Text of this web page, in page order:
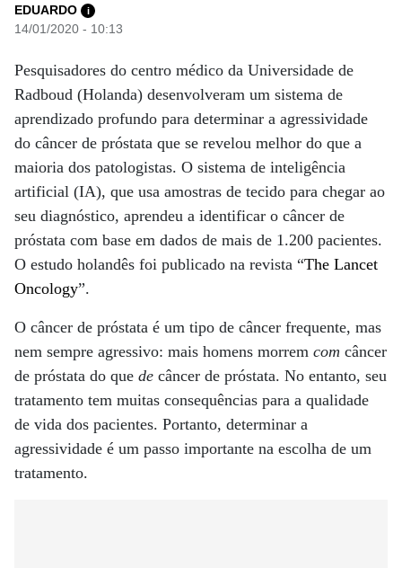
EDUARDO i
14/01/2020 - 10:13
Pesquisadores do centro médico da Universidade de
Radboud (Holanda) desenvolveram um sistema de
aprendizado profundo para determinar a agressividade
do câncer de próstata que se revelou melhor do que a
maioria dos patologistas. O sistema de inteligência
artificial (IA), que usa amostras de tecido para chegar ao
seu diagnóstico, aprendeu a identificar o câncer de
próstata com base em dados de mais de 1.200 pacientes.
O estudo holandês foi publicado na revista “The Lancet
Oncology”.
O câncer de próstata é um tipo de câncer frequente, mas
nem sempre agressivo: mais homens morrem com câncer
de próstata do que de câncer de próstata. No entanto, seu
tratamento tem muitas consequências para a qualidade
de vida dos pacientes. Portanto, determinar a
agressividade é um passo importante na escolha de um
tratamento.